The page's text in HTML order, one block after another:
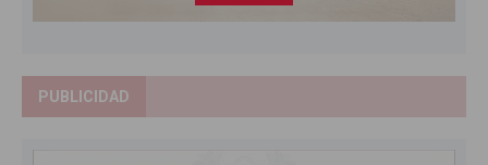
PUBLICIDAD